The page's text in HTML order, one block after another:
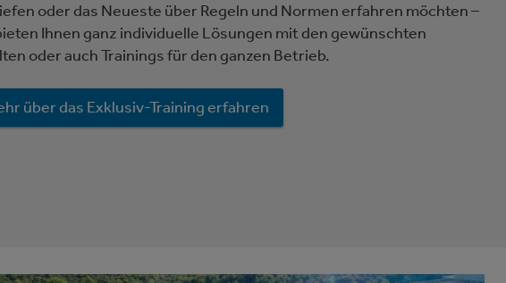
oder das Neueste über Regeln und Normen erfahren möchten –
Ihnen ganz individuelle Lösungen mit den gewünschten
oder auch Trainings für den ganzen Betrieb.
über das Exklusiv-Training erfahren